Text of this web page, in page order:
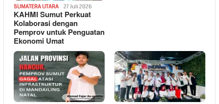
SUMATERA UTARA 27 Juli 2026
KAHMI Sumut Perkuat
Kolaborasi dengan
Pemprov untuk Penguatan
Ekonomi Umat